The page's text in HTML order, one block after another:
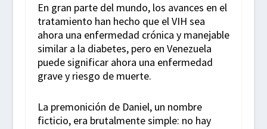
En gran parte del mundo, los avances en el
tratamiento han hecho que el VIH sea
ahora una enfermedad crónica y manejable
similar a la diabetes, pero en Venezuela
puede significar ahora una enfermedad
grave y riesgo de muerte.
La premonición de Daniel, un nombre
ficticio, era brutalmente simple: no hay